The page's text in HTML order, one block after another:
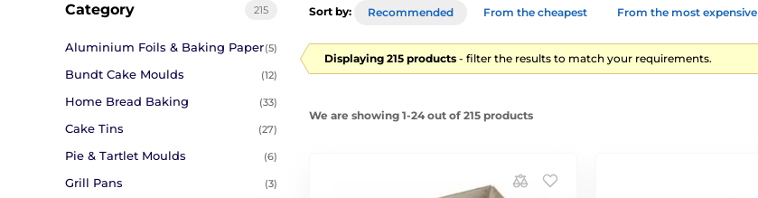
215
Category
Aluminium Foils & Baking Paper(5)
Bundt Cake Moulds (12)
Home Bread Baking (33)
Cake Tins (27)
Pie & Tartlet Moulds (6)
Grill Pans (3)
Sort by: Recommended From the cheapest From the most expensive
Displaying 215 products - filter the results to match your requirements.
We are showing 1-24 out of 215 products